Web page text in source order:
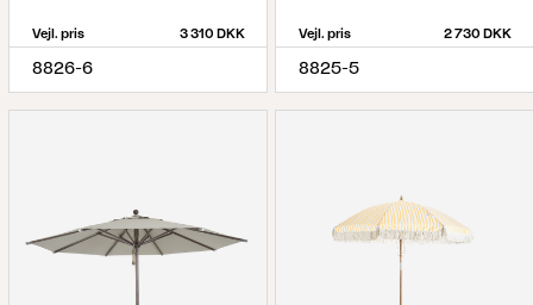
Vejl. pris 3 310 DKK
8826-6
Vejl. pris 2 730 DKK
8825-5